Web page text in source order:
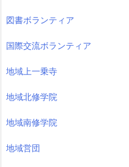
図書ボランティア
国際交流ボランティア
地域上一乗寺
地域北修学院
地域南修学院
地域営団